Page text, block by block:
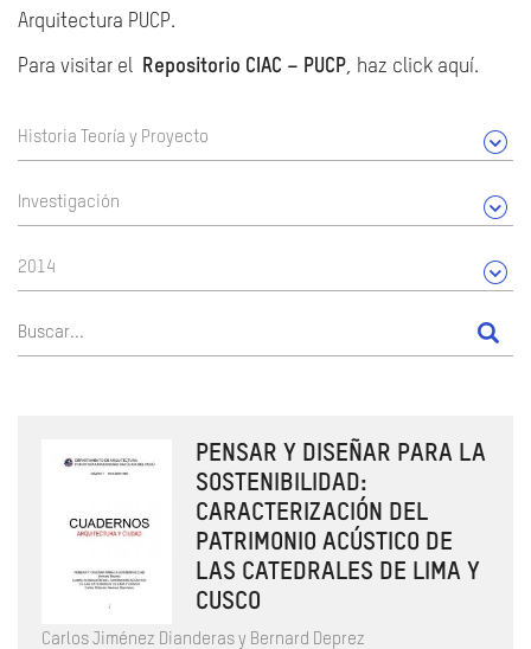
Arquitectura PUCP.
Para visitar el Repositorio CIAC – PUCP, haz click aquí.
Historia Teoría y Proyecto
Investigación
2014
PENSAR Y DISEÑAR PARA LA
SOSTENIBILIDAD:
CARACTERIZACIÓN DEL
PATRIMONIO ACÚSTICO DE
LAS CATEDRALES DE LIMA Y
CUSCO
Carlos Jiménez Dianderas y Bernard Deprez